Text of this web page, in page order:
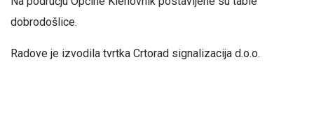
dobrodošlice.
Radove je izvodila tvrtka Crtorad signalizacija d.o.o.